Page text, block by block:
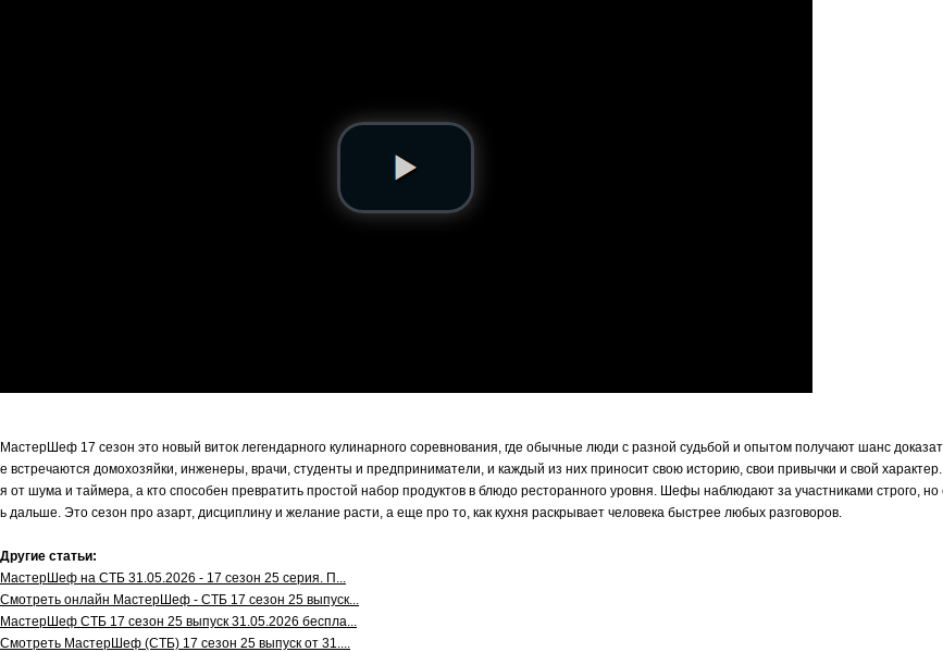
МастерШеф 17 сезон это новый виток легендарного кулинарного соревнования, где обычные люди с разной судьбой и опытом получают шанс
е встречаются домохозяйки, инженеры, врачи, студенты и предприниматели, и каждый из них приносит свою историю, свои привычки и свой
я от шума и таймера, а кто способен превратить простой набор продуктов в блюдо ресторанного уровня. Шефы наблюдают за участниками строго,
ь дальше. Это сезон про азарт, дисциплину и желание расти, а еще про то, как кухня раскрывает человека быстрее любых разговоров.
Другие статьи:
МастерШеф на СТБ 31.05.2026 - 17 сезон 25 серия. П...
Смотреть онлайн МастерШеф - СТБ 17 сезон 25 выпуск...
МастерШеф СТБ 17 сезон 25 выпуск 31.05.2026 беспла...
Смотреть МастерШеф (СТБ) 17 сезон 25 выпуск от 31....